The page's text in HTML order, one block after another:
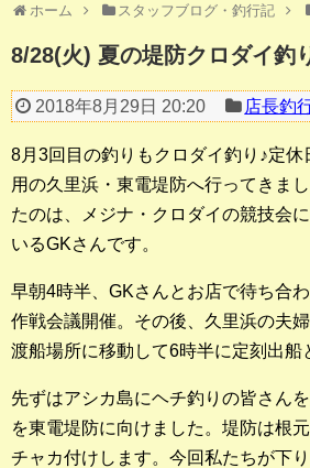
ホーム スタッフブログ・釣行記
8/28(火) 夏の堤防クロダイ釣
2018年8月29日 20:20 店長釣
8月3回目の釣りもクロダイ釣り♪定休
用の久里浜・東電堤防へ行ってきま
たのは、メジナ・クロダイの競技会
いるGKさんです。
早朝4時半、GKさんとお店で待ち合
作戦会議開催。その後、久里浜の夫
渡船場所に移動して6時半に定刻出船
先ずはアシカ島にヘチ釣りの皆さん
を東電堤防に向けました。堤防は根
チャカ付けします。今回私たちが下
陸っぱりルアー
船・ボート釣り
その他の釣り
釣果ランキング
2023年 クロダイ部門
2023年 メジナ部門
歴代釣果ランキング
クロダイ部門